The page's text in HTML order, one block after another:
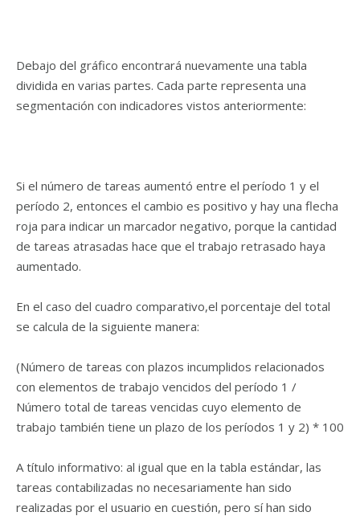
Debajo del gráfico encontrará nuevamente una tabla
dividida en varias partes. Cada parte representa una
segmentación con indicadores vistos anteriormente:
Si el número de tareas aumentó entre el período 1 y el
período 2, entonces el cambio es positivo y hay una flecha
roja para indicar un marcador negativo, porque la cantidad
de tareas atrasadas hace que el trabajo retrasado haya
aumentado.
En el caso del cuadro comparativo,el porcentaje del total
se calcula de la siguiente manera:
(Número de tareas con plazos incumplidos relacionados
con elementos de trabajo vencidos del período 1 /
Número total de tareas vencidas cuyo elemento de
trabajo también tiene un plazo de los períodos 1 y 2) * 100
A título informativo: al igual que en la tabla estándar, las
tareas contabilizadas no necesariamente han sido
realizadas por el usuario en cuestión, pero sí han sido